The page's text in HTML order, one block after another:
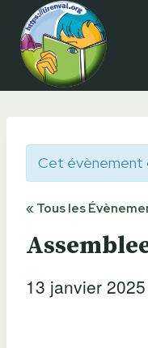
contenu
Cet évènement
« Tous les
13 janvier 2025